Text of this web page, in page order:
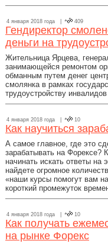
4 января 2018 года | 409
Гендиректор
деньги на
Жительница Ярцева,
занимающейся ремонтом
обманным путем денег
смолянка в рамках
трудоустройству
4 января 2018 года | 10
Как научиться
А самое главное, где это
зарабатывать на Форексе?
начинать искать ответы на
найдете огромное
«наши курсы помогут вам
короткий промежуток
4 января 2018 года | 10
Как получать
на рынке Форекс